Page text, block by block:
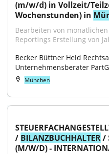
(m/w/d) in Vollzeit/
Wochenstunden) in
Bearbeiten von
Reportings Erstellung von
Becker Büttner Held
Unternehmensberater
München
/ BILANZBUCHHALTER /
(M/W/D) -